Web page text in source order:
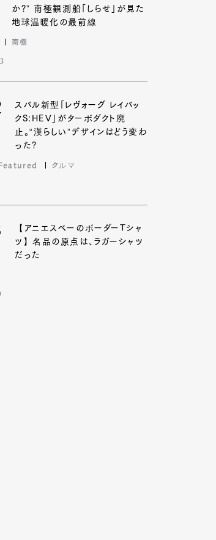
か?” 南極観測船「しらせ」が見た
地球温暖化の最前線
南極
スバル新型「レヴォーグ レイバッ
クS:HEV」がターボダクト廃
止。“漢らしい”デザインはどう変わ
った?
クルマ
【アニエスベーのボーダーTシャ
ツ】名品の原点は、ラガーシャツ
だった